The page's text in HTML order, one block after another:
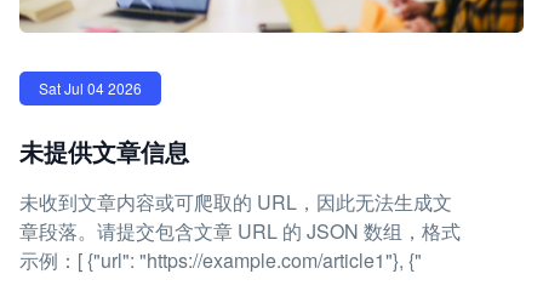
Sat Jul 04 2026
未提供文章信息
未收到文章内容或可爬取的 URL，因此无法生成文
章段落。请提交包含文章 URL 的 JSON 数组，格式
示例：[ {"url": "https://example.com/article1"}, {"